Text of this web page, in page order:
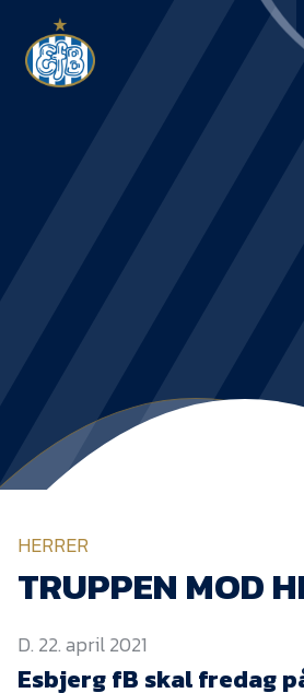
BLUE
Om Esbjerg fB
EfB Akademi
HERRER
TRUPPEN MOD
D. 22. april 2021
Esbjerg fB skal fredag